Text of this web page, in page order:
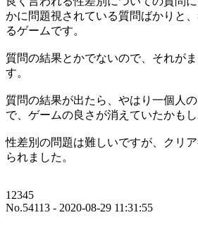
かに問題視されている質問ばかりと
るゲームです。
質問の結果とかでないので、それが
す。
質問の結果が出たら、やはり一個人
で、ゲームの良さが消えていたかもし
性差別の問題は難しいですが、クリ
られました。
12345
No.54113 - 2020-08-29 11:31:55